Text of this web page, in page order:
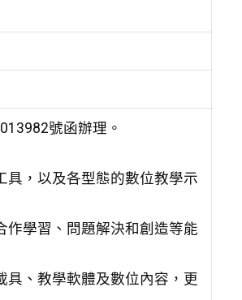
號函辦理。
具，以及各型態的數位教學示
作學習、問題解決和創造等能
具、教學軟體及數位內容，更